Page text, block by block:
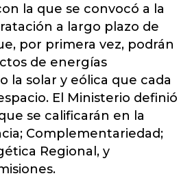
la que se convocó a la
a largo plazo de
por primera vez, podrán
de energías
la solar y eólica que cada
El Ministerio definió
se calificarán en la
Complementariedad;
Regional, y